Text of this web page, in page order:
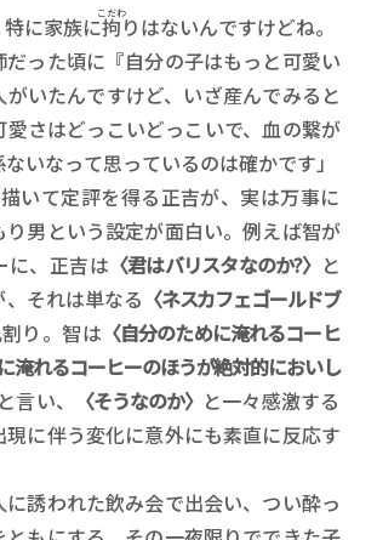
に家族に拘
こだわりはないんですけどね。
った頃に『自分の子はもっと可愛い
がいたんですけど、いざ産んでみると
さはどっこいどっこいで、血の繋が
いなって思っているのは確かです」
いて定評を得る正吉が、実は万事に
り男という設定が面白い。例えば智が
に、正吉は 〈君はバリスタなのか?〉 と
それは単なる 〈ネスカフェゴールドブ
り。智は 〈自分のために淹れるコーヒ
淹れるコーヒーのほうが絶対的においし
と言い、 〈そうなのか〉 と一々感激する
に伴う変化に意外にも素直に反応す
誘われた飲み会で出会い、つい酔っ